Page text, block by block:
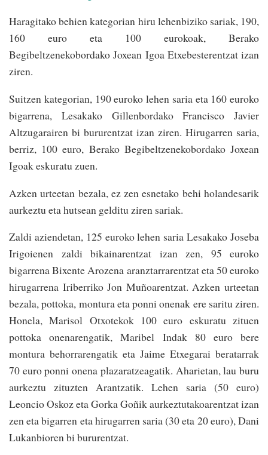
Haragitako behien kategorian hiru lehenbiziko sariak, 190,
160 euro eta 100 eurokoak, Berako
Begibeltzenekobordako Joxean Igoa Etxebesterentzat izan
ziren.
Suitzen kategorian, 190 euroko lehen saria eta 160 euroko
bigarrena, Lesakako Gillenbordako Francisco Javier
Altzugarairen bi bururentzat izan ziren. Hirugarren saria,
berriz, 100 euro, Berako Begibeltzenekobordako Joxean
Igoak eskuratu zuen.
Azken urteetan bezala, ez zen esnetako behi holandesarik
aurkeztu eta hutsean gelditu ziren sariak.
Zaldi aziendetan, 125 euroko lehen saria Lesakako Joseba
Irigoienen zaldi bikainarentzat izan zen, 95 euroko
bigarrena Bixente Arozena aranztarrarentzat eta 50 euroko
hirugarrena Iriberriko Jon Muñoarentzat. Azken urteetan
bezala, pottoka, montura eta ponni onenak ere saritu ziren.
Honela, Marisol Otxotekok 100 euro eskuratu zituen
pottoka onenarengatik, Maribel Indak 80 euro bere
montura behorrarengatik eta Jaime Etxegarai beratarrak
70 euro ponni onena plazaratzeagatik. Aharietan, lau buru
aurkeztu zituzten Arantzatik. Lehen saria (50 euro)
Leoncio Oskoz eta Gorka Goñik aurkeztutakoarentzat izan
zen eta bigarren eta hirugarren saria (30 eta 20 euro), Dani
Lukanbioren bi bururentzat.